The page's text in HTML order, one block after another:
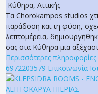
Κύθηρα, Αττικής
Τα Chorokampos studios
παράδοση και τη φύση,
λεπτομέρεια,
σας στα Κύθηρα μια
Περισσότερες πληροφορίες
6972203579 Επικοινωνία